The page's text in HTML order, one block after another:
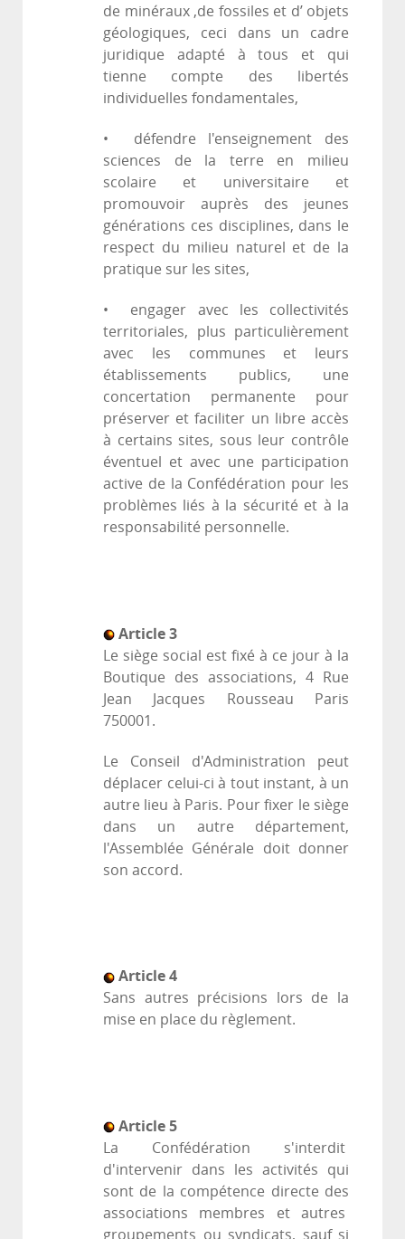
de minéraux ,de fossiles et d’ objets
géologiques, ceci dans un cadre
juridique adapté à tous et qui
tienne compte des libertés
individuelles fondamentales,
• défendre l'enseignement des
sciences de la terre en milieu
scolaire et universitaire et
promouvoir auprès des jeunes
générations ces disciplines, dans le
respect du milieu naturel et de la
pratique sur les sites,
• engager avec les collectivités
territoriales, plus particulièrement
avec les communes et leurs
établissements publics, une
concertation permanente pour
préserver et faciliter un libre accès
à certains sites, sous leur contrôle
éventuel et avec une participation
active de la Confédération pour les
problèmes liés à la sécurité et à la
responsabilité personnelle.
Article 3
Le siège social est fixé à ce jour à la
Boutique des associations, 4 Rue
Jean Jacques Rousseau Paris
750001.
Le Conseil d'Administration peut
déplacer celui-ci à tout instant, à un
autre lieu à Paris. Pour fixer le siège
dans un autre département,
l'Assemblée Générale doit donner
son accord.
Article 4
Sans autres précisions lors de la
mise en place du règlement.
Article 5
La Confédération s'interdit
d'intervenir dans les activités qui
sont de la compétence directe des
associations membres et autres
groupements ou syndicats, sauf si